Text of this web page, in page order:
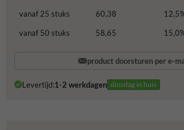
vanaf 25 stuks
60,38 12,5
vanaf 50 stuks
58,65 15,0
product doorsturen per e-
Levertijd:1-2 werkdagen dinsdag in huis